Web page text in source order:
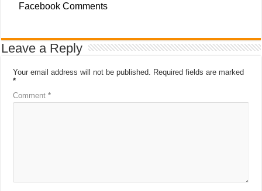
Facebook Comments
Leave a Reply
Your email address will not be published.
Required fields are marked
*
Comment*